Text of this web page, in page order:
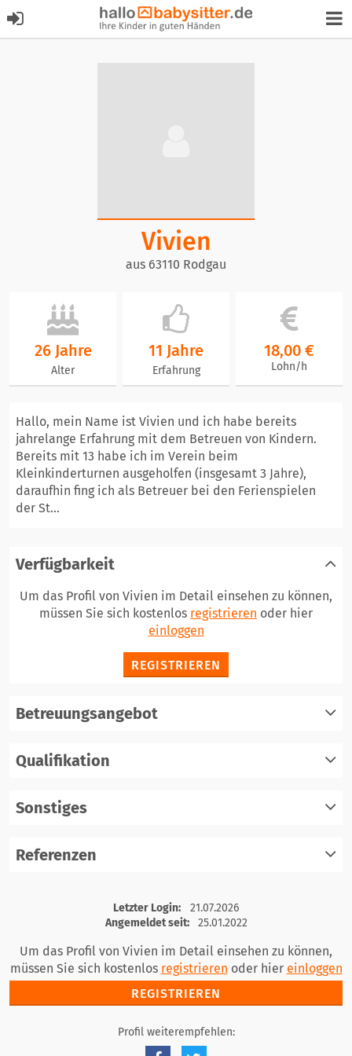
Vivien
aus 63110 Rodgau
26 Jahre
Alter
11 Jahre
Erfahrung
18,00 €
Lohn/h
Hallo, mein Name ist Vivien und ich habe bereits
jahrelange Erfahrung mit dem Betreuen von Kindern.
Bereits mit 13 habe ich im Verein beim
Kleinkinderturnen ausgeholfen (insgesamt 3 Jahre),
daraufhin fing ich als Betreuer bei den Ferienspielen
der St...
Verfügbarkeit
Um das Profil von Vivien im Detail einsehen zu können,
müssen Sie sich kostenlos registrieren oder hier
einloggen
REGISTRIEREN
Betreuungsangebot
Qualifikation
Sonstiges
Referenzen
registrieren
einloggen
Letzter Login:
21.07.2026
Angemeldet seit:
25.01.2022
Um das Profil von Vivien im Detail einsehen zu können,
müssen Sie sich kostenlos registrieren oder hier einloggen
REGISTRIEREN
Profil weiterempfehlen: